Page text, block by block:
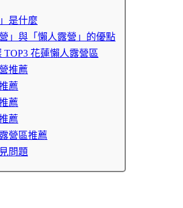
是什麼
」與「懶人露營」的優點
TOP3 花蓮懶人露營區
推薦
薦
薦
薦
營區推薦
問題